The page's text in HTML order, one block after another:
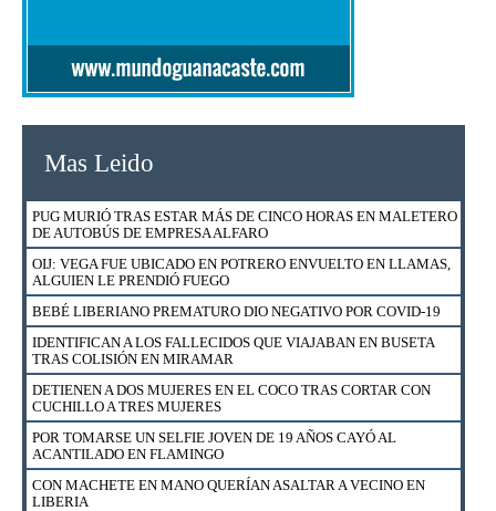
Mas Leido
PUG MURIÓ TRAS ESTAR MÁS DE CINCO HORAS EN MALETERO
DE AUTOBÚS DE EMPRESA ALFARO
OIJ: VEGA FUE UBICADO EN POTRERO ENVUELTO EN LLAMAS,
ALGUIEN LE PRENDIÓ FUEGO
BEBÉ LIBERIANO PREMATURO DIO NEGATIVO POR COVID-19
IDENTIFICAN A LOS FALLECIDOS QUE VIAJABAN EN BUSETA
TRAS COLISIÓN EN MIRAMAR
DETIENEN A DOS MUJERES EN EL COCO TRAS CORTAR CON
CUCHILLO A TRES MUJERES
POR TOMARSE UN SELFIE JOVEN DE 19 AÑOS CAYÓ AL
ACANTILADO EN FLAMINGO
CON MACHETE EN MANO QUERÍAN ASALTAR A VECINO EN
LIBERIA